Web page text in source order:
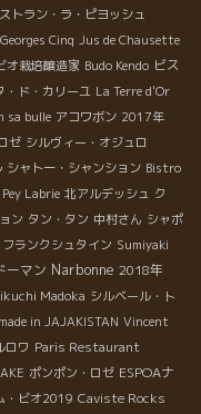
トラン・ラ・ピヨッシュ
Cinq Jus de Chausette
オ栽培醸造家 Budo Kendo ビス
・ド・カリーユ La Terre d'Or
sa bulle アコワボン 2017年
ゼ シルヴィー・オジュロ
シャトー・シャンション Bistro
Labrie 北アルデッシュ ク
ン タン・タン 中村さん シャポ
ランクシュタイン Sumiyaki
ーマン Narbonne 2018年
Madoka シルベール・ト
made in JAJAKISTAN Vincent
ロワ Paris Restaurant
ポンポン・ロゼ ESPOAナ
・ビオ2019 Caviste Rocks